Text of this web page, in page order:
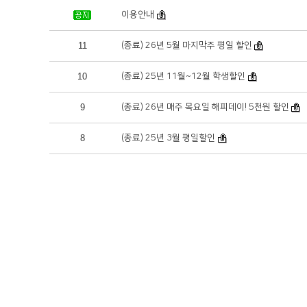
이용안내
11 (종료) 26년 5월 마지막주 평일 할인
10 (종료) 25년 11월~12월 학생할인
9 (종료) 26년 매주 목요일 해피데이! 5천원 할인
8 (종료) 25년 3월 평일할인